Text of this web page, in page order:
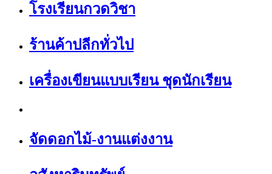
โรงเรียนกวดวิชา
ร้านค้าปลีกทั่วไป
เครื่องเขียนแบบเรียน ชุดนักเรียน
จัดดอกไม้-งานแต่งงาน